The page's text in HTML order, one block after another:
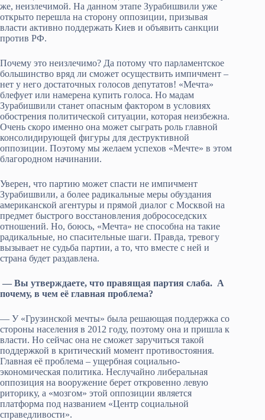
же, неизлечимой. На данном этапе Зурабишвили уже
открыто перешла на сторону оппозиции, призывая
власти активно поддержать Киев и объявить санкции
против РФ.
Почему это неизлечимо? Да потому что парламентское
большинство вряд ли сможет осуществить импичмент –
нет у него достаточных голосов депутатов! «Мечта»
блефует или намерена купить голоса. Но мадам
Зурабишвили станет опасным фактором в условиях
обострения политической ситуации, которая неизбежна.
Очень скоро именно она может сыграть роль главной
консолидирующей фигуры для деструктивной
оппозиции. Поэтому мы желаем успехов «Мечте» в этом
благородном начинании.
Уверен, что партию может спасти не импичмент
Зурабишвили, а более радикальные меры обуздания
американской агентуры и прямой диалог с Москвой на
предмет быстрого восстановления добрососедских
отношений. Но, боюсь, «Мечта» не способна на такие
радикальные, но спасительные шаги. Правда, тревогу
вызывает не судьба партии, а то, что вместе с ней и
страна будет раздавлена.
— Вы утверждаете, что правящая партия слаба. А
почему, в чем её главная проблема?
— У «Грузинской мечты» была решающая поддержка со
стороны населения в 2012 году, поэтому она и пришла к
власти. Но сейчас она не сможет заручиться такой
поддержкой в критический момент противостояния.
Главная её проблема – ущербная социально-
экономическая политика. Неслучайно либеральная
оппозиция на вооружение берет откровенно левую
риторику, а «мозгом» этой оппозиции является
платформа под названием «Центр социальной
справедливости».